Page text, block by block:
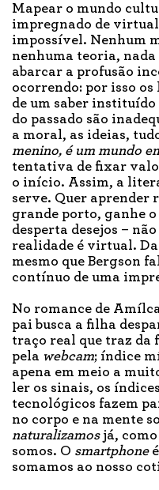
Mapear o mundo
impregnado de
impossível. Nenhum
nenhuma teoria, nada
abarcar a profusão
ocorrendo: por isso
de um saber
do passado são
a moral, as ideias,
menino, é um mundo
tentativa de fixar
o início. Assim, a
serve. Quer aprender
grande porto, ganhe
desperta desejos –
realidade é virtual.
mesmo que Bergson
contínuo de uma
No romance de
pai busca a filha
traço real que traz da
pela webcam; índice
apena em meio a
ler os sinais, os
tecnológicos fazem
no corpo e na mente
naturalizamosjá, como
somos. O smartphoneé
somamos ao nosso